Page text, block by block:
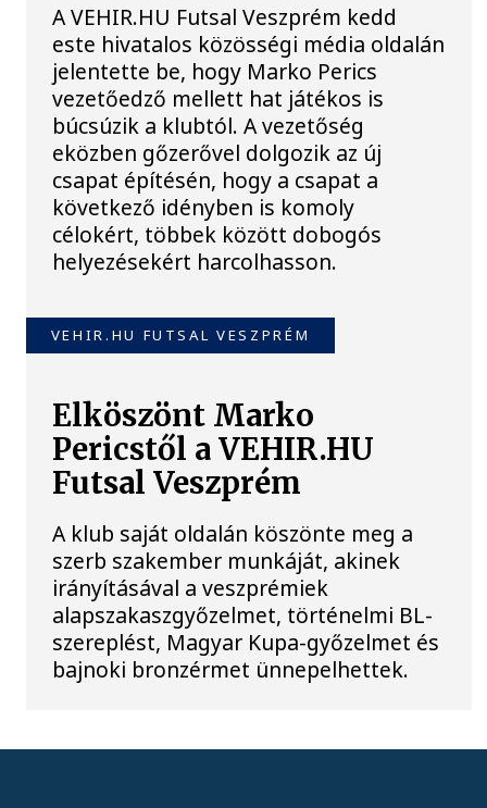
A VEHIR.HU Futsal Veszprém kedd
este hivatalos közösségi média oldalán
jelentette be, hogy Marko Perics
vezetőedző mellett hat játékos is
búcsúzik a klubtól. A vezetőség
eközben gőzerővel dolgozik az új
csapat építésén, hogy a csapat a
következő idényben is komoly
célokért, többek között dobogós
helyezésekért harcolhasson.
VEHIR.HU FUTSAL VESZPRÉM
Elköszönt Marko
Pericstől a VEHIR.HU
Futsal Veszprém
A klub saját oldalán köszönte meg a
szerb szakember munkáját, akinek
irányításával a veszprémiek
alapszakaszgyőzelmet, történelmi BL-
szereplést, Magyar Kupa-győzelmet és
bajnoki bronzérmet ünnepelhettek.